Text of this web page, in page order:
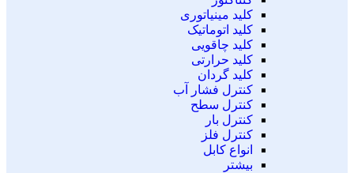
کلید مینیاتوری
کلید اتوماتیک
کلید چاقویی
کلید حرارتی
کلید گردان
کنترل فشار آب
کنترل سطح
کنترل بار
کنترل فلز
انواع کابل
بیشتر